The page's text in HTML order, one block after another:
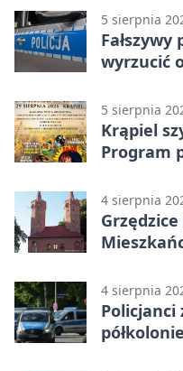
5 sierpnia
wyrzucić
5 sierpnia
Krąpiel
Program
4 sierpnia
4 sierpnia
Policjanci